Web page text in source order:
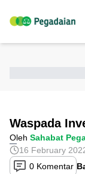
Waspada
Oleh Sahabat
16 February
0 Komentar